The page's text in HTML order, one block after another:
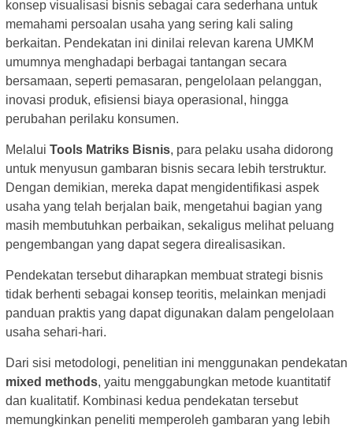
konsep visualisasi bisnis sebagai cara sederhana untuk
memahami persoalan usaha yang sering kali saling
berkaitan. Pendekatan ini dinilai relevan karena UMKM
umumnya menghadapi berbagai tantangan secara
bersamaan, seperti pemasaran, pengelolaan pelanggan,
inovasi produk, efisiensi biaya operasional, hingga
perubahan perilaku konsumen.
Melalui Tools Matriks Bisnis, para pelaku usaha didorong
untuk menyusun gambaran bisnis secara lebih terstruktur.
Dengan demikian, mereka dapat mengidentifikasi aspek
usaha yang telah berjalan baik, mengetahui bagian yang
masih membutuhkan perbaikan, sekaligus melihat peluang
pengembangan yang dapat segera direalisasikan.
Pendekatan tersebut diharapkan membuat strategi bisnis
tidak berhenti sebagai konsep teoritis, melainkan menjadi
panduan praktis yang dapat digunakan dalam pengelolaan
usaha sehari-hari.
Dari sisi metodologi, penelitian ini menggunakan pendekatan
mixed methods, yaitu menggabungkan metode kuantitatif
dan kualitatif. Kombinasi kedua pendekatan tersebut
memungkinkan peneliti memperoleh gambaran yang lebih